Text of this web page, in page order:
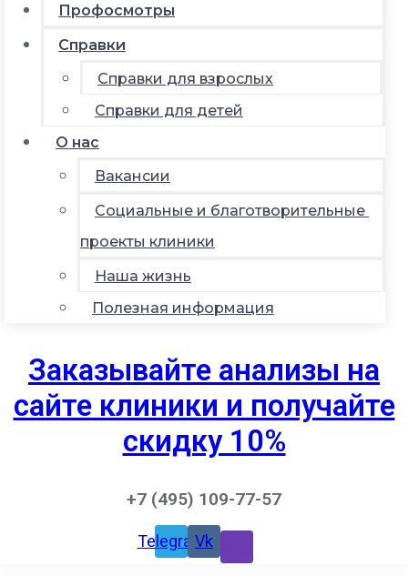
Профосмотры
Справки
Справки для взрослых
Справки для детей
О нас
Вакансии
Социальные и благотворительные
проекты клиники
Наша жизнь
Полезная информация
Заказывайте анализы на
сайте клиники и получайте
скидку 10%
+7 (495) 109-77-57
TelegramVk